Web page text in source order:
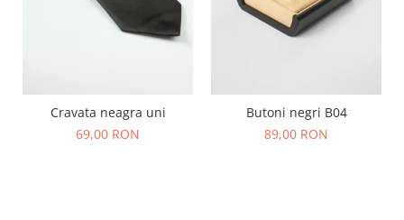
Cravata neagra uni
69,00 RON
Butoni negri B04
89,00 RON